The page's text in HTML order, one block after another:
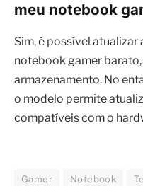
meu notebook
Sim, é possível
notebook gamer
armazenamento. No
o modelo permite
compatíveis com o
Gamer Notebook